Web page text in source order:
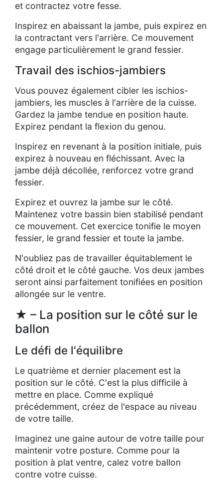
et contractez votre fesse.
Inspirez en abaissant la jambe, puis expirez en
la contractant vers l'arrière. Ce mouvement
engage particulièrement le grand fessier.
Travail des ischios-jambiers
Vous pouvez également cibler les ischios-
jambiers, les muscles à l'arrière de la cuisse.
Gardez la jambe tendue en position haute.
Expirez pendant la flexion du genou.
Inspirez en revenant à la position initiale, puis
expirez à nouveau en fléchissant. Avec la
jambe déjà décollée, renforcez votre grand
fessier.
Expirez et ouvrez la jambe sur le côté.
Maintenez votre bassin bien stabilisé pendant
ce mouvement. Cet exercice tonifie le moyen
fessier, le grand fessier et toute la jambe.
N'oubliez pas de travailler équitablement le
côté droit et le côté gauche. Vos deux jambes
seront ainsi parfaitement tonifiées en position
allongée sur le ventre.
★ – La position sur le côté sur le
ballon
Le défi de l'équilibre
Le quatrième et dernier placement est la
position sur le côté. C'est la plus difficile à
mettre en place. Comme expliqué
précédemment, créez de l'espace au niveau
de votre taille.
Imaginez une gaine autour de votre taille pour
maintenir votre posture. Comme pour la
position à plat ventre, calez votre ballon
contre votre cuisse.